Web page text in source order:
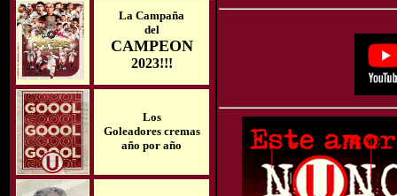
La Campaña
del
CAMPEON
2023!!!
Los
Goleadores cremas
año por año